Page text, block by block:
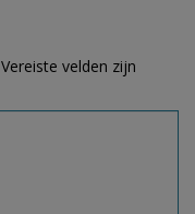
Vereiste velden zijn